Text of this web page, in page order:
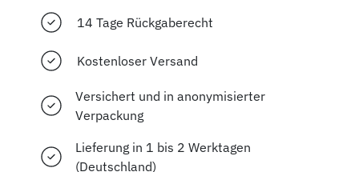
14 Tage Rückgaberecht
Kostenloser Versand
Versichert und in anonymisierter
Verpackung
Lieferung in 1 bis 2 Werktagen
(Deutschland)